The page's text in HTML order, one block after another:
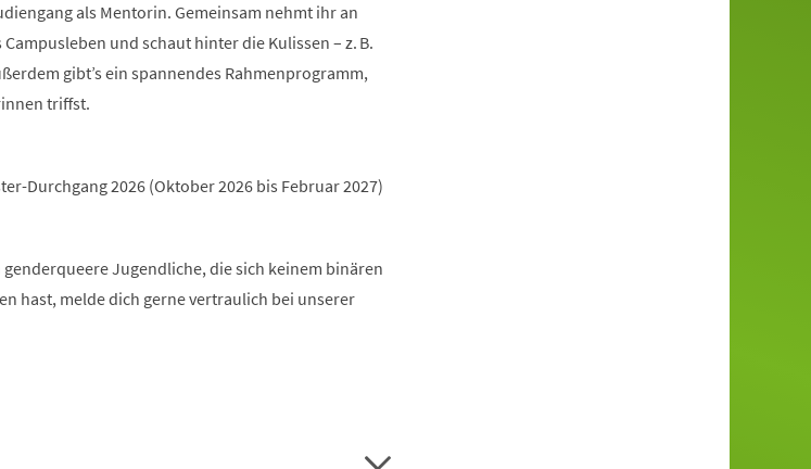
als Mentorin. Gemeinsam nehmt ihr an
und schaut hinter die Kulissen – z. B.
gibt’s ein spannendes Rahmenprogramm,
triffst.
Durchgang 2026 (Oktober 2026 bis Februar 2027)
Jugendliche, die sich keinem binären
hast, melde dich gerne vertraulich bei unserer